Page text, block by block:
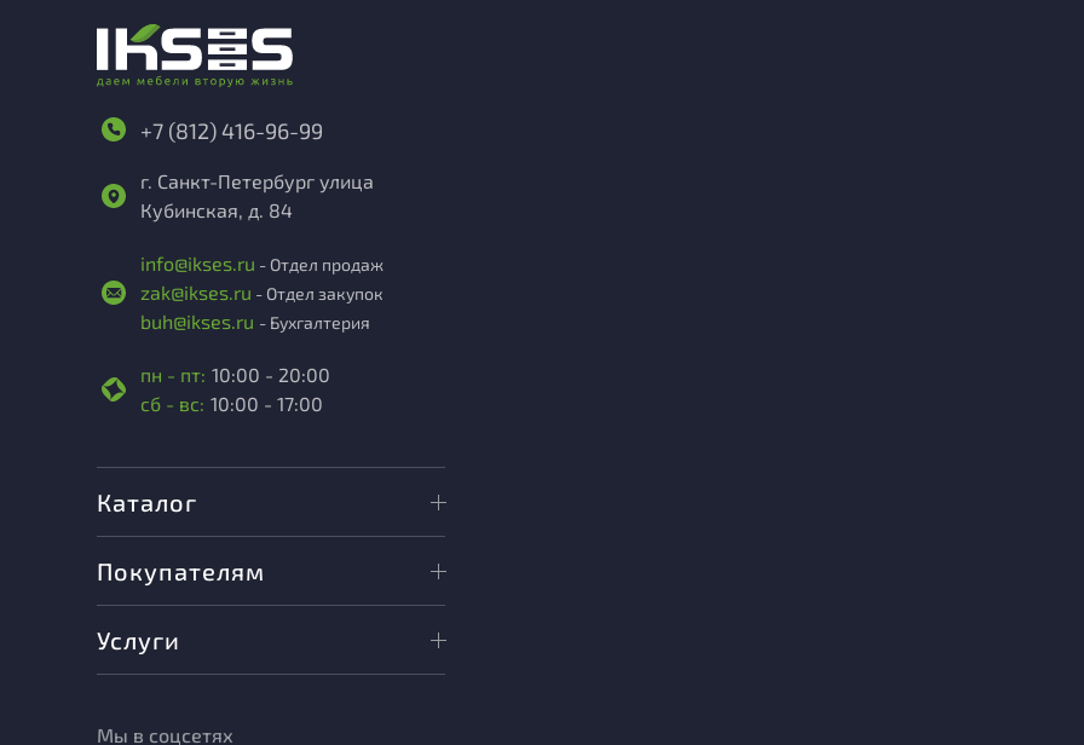
+7 (812) 416-96-99
г. Санкт-Петербург улица
Кубинская, д. 84
info@ikses.ru - Отдел продаж
zak@ikses.ru - Отдел закупок
buh@ikses.ru - Бухгалтерия
пн - пт: 10:00 - 20:00
сб - вс: 10:00 - 17:00
Каталог
Покупателям
Услуги
Мы в соцсетях